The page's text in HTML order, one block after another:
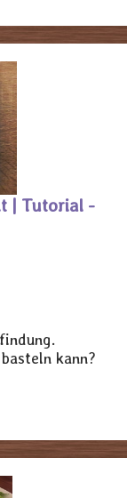
| Tutorial -
kann?